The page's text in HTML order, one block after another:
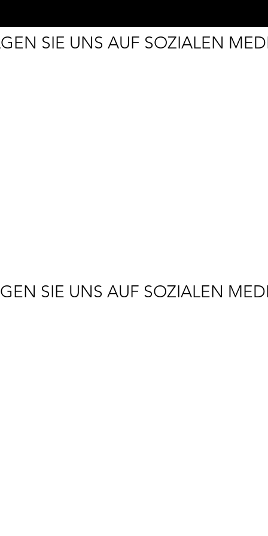
SIE UNS AUF SOZIALEN
SIE UNS AUF SOZIALEN